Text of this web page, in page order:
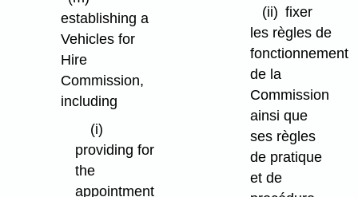
establishing a
Vehicles for
Hire
Commission,
including
(i)
providing for
the
appointment
(ii) fixer
les règles de
fonctionnement
de la
Commission
ainsi que
ses règles
de pratique
et de